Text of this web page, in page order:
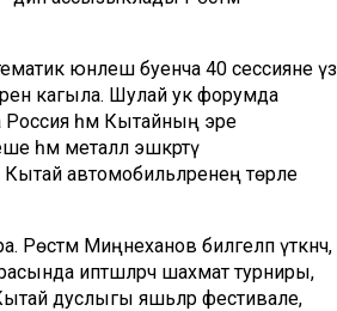
юнәлеш буенча 40 сессияне үз
кагыла. Шулай ук форумда
Россия һәм Кытайның эре
һәм металл эшкәртү
автомобильләренең төрле
Миңнеханов билгеләп үткәнчә,
иптәшләрчә шахмат турниры,
дуслыгы яшьләр фестивале,